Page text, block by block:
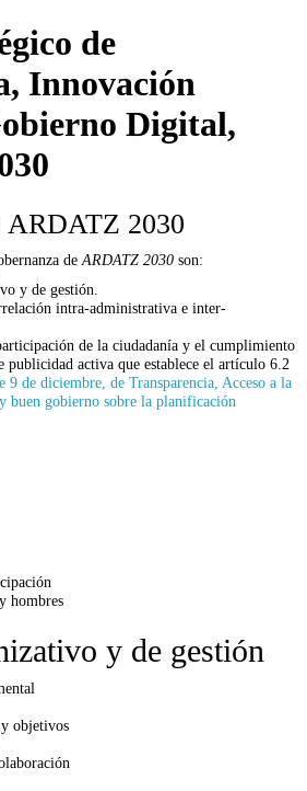
de
Innovación
Digital,
ARDATZ 2030
de ARDATZ 2030 son:
y de gestión.
intra-administrativa e inter-
de la ciudadanía y el cumplimiento
publicidad activa que establece el artículo 6.2
9 de diciembre, de Transparencia, Acceso a la
buen gobierno sobre la planificación
hombres
y de gestión
y objetivos